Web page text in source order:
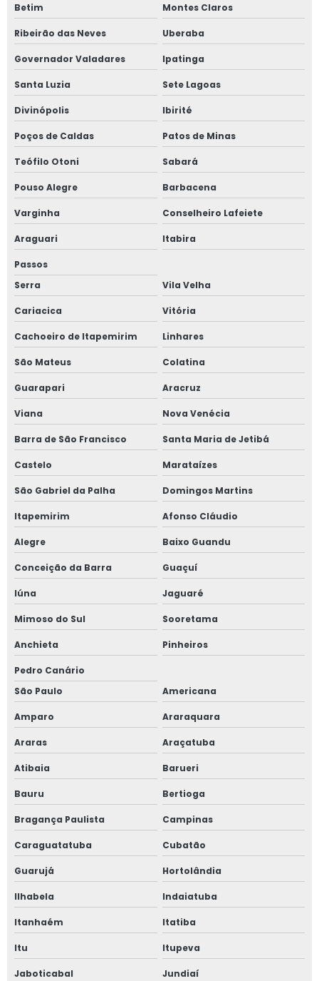
Betim Montes Claros
Ribeirão das Neves Uberaba
Governador Valadares Ipatinga
Santa Luzia Sete Lagoas
Divinópolis Ibirité
Poços de Caldas Patos de Minas
Teófilo Otoni Sabará
Pouso Alegre Barbacena
Varginha Conselheiro Lafeiete
Araguari Itabira
Passos
Serra
Vila Velha
Cariacica Vitória
Cachoeiro de Itapemirim Linhares
São Mateus Colatina
Guarapari Aracruz
Viana Nova Venécia
Barra de São Francisco Santa Maria de Jetibá
Castelo Marataízes
São Gabriel da Palha Domingos Martins
Itapemirim Afonso Cláudio
Alegre Baixo Guandu
Conceição da Barra Guaçuí
Iúna Jaguaré
Mimoso do Sul Sooretama
Anchieta Pinheiros
Pedro Canário
São Paulo
Americana
Amparo Araraquara
Araras Araçatuba
Atibaia Barueri
Bauru Bertioga
Bragança Paulista Campinas
Caraguatatuba Cubatão
Guarujá Hortolândia
Ilhabela Indaiatuba
Itanhaém Itatiba
Itu Itupeva
Jaboticabal Jundiaí